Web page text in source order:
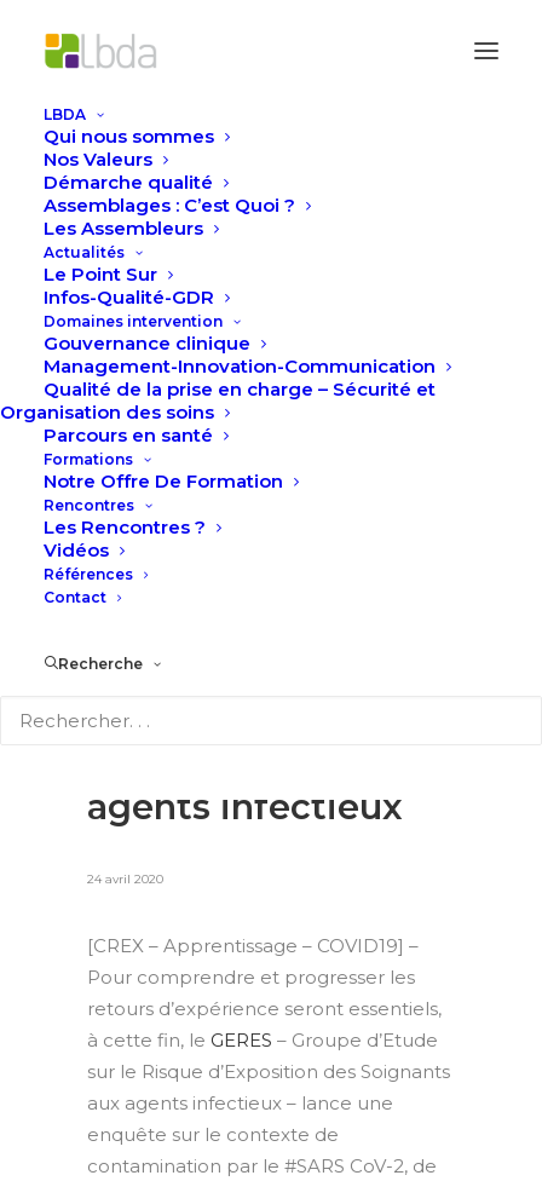
LBDA
Qui nous sommes
Nos Valeurs
Démarche qualité
Assemblages : C’est Quoi ?
Les Assembleurs
Actualités
Le Point Sur
Infos-Qualité-GDR
Domaines intervention
Gouvernance clinique
Management-Innovation-Communication
Qualité de la prise en charge – Sécurité et
Organisation des soins
Parcours en santé
Formations
Notre Offre De Formation
Rencontres
Les Rencontres ?
Vidéos
Références
Contact
Recherche
Accueil
#31InfosQualité/GDR – Enquête du GERES –
Groupe d’Etude sur le Risque d’Exposition des
Soignants aux agents infectieux
#31InfosQualité/GDR
– Enquête du GERES
sur le Risque
d’Exposition des
agents infectieux
24 avril 2020
[CREX – Apprentissage – COVID19] –
Pour comprendre et progresser les
retours d’expérience seront essentiels,
à cette fin, le GERES – Groupe d’Etude
sur le Risque d’Exposition des Soignants
aux agents infectieux – lance une
enquête sur le contexte de
contamination par le #SARS CoV-2, de